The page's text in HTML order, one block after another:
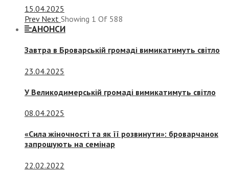
15.04.2025
Prev Next Showing 1 Of 588
АНОНСИ
Завтра в Броварській громаді вимикатимуть світло
23.04.2025
У Великодимерській громаді вимикатимуть світло
08.04.2025
«Сила жіночності та як її розвинути»: броварчанок
запрошують на семінар
22.02.2022